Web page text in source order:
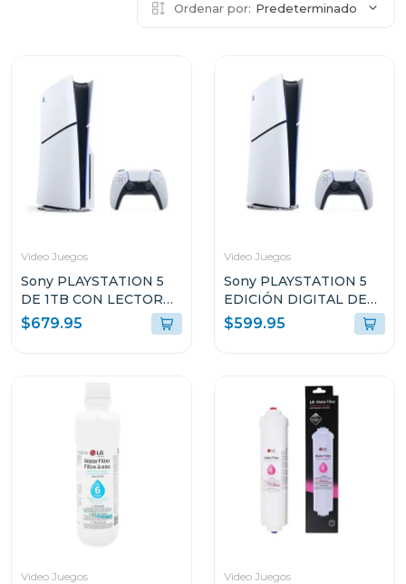
Ordenar por: Predeterminado
Video Juegos
Sony PLAYSTATION 5
DE 1TB CON LECTOR
DE DISCO CFI2115
$679.95
Video Juegos
Sony PLAYSTATION 5
EDICIÓN DIGITAL DE
825GB SIN LECTOR DE
DISCO CFI2115
$599.95
Video Juegos Video Juegos